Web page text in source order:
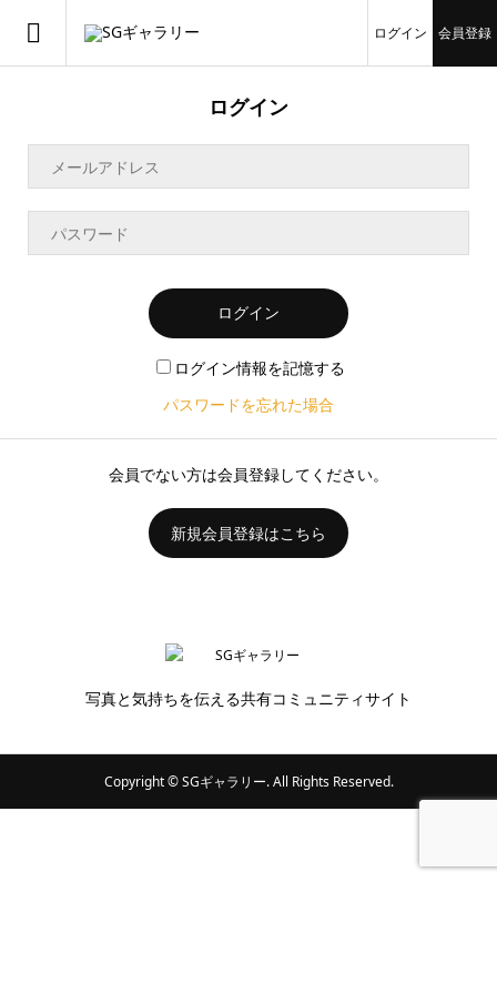
ログイン 会員登録
ログイン
ログイン
ログイン情報を記憶する
パスワードを忘れた場合
会員でない方は会員登録してください。
新規会員登録はこちら
写真と気持ちを伝える共有コミュニティサイト
Copyright ©SGギャラリー. All Rights Reserved.